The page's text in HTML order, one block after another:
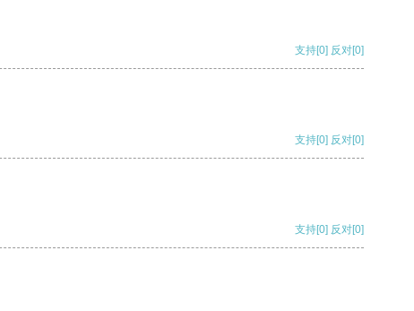
支持[0] 反对[0]
支持[0] 反对[0]
支持[0] 反对[0]